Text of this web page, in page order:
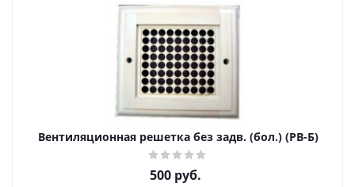
Вентиляционная решетка без задв. (бол.) (РВ-Б)
500руб.